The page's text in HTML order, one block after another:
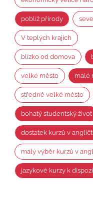
poblíž přírody
V teplých krajích
blízko od domova
velké město malé
středně velké město
bohatý studentský život
dostatek kurzů v
malý výběr kurzů v
jazykové kurzy k